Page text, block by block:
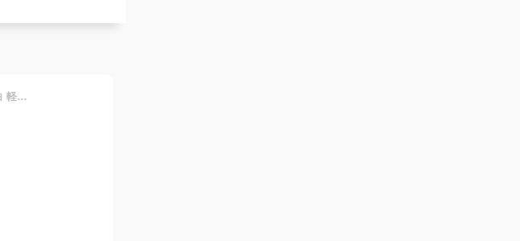
高見え 厚底 サンダル レディース オフィスサンダル PU サンダル 黒 白 軽量 美脚 スリッポン カジュアル 疲れにくい 疲れない 婦人靴 ヒール 軽い 滑り止め 涼しい 履きやすい 蒸れない 痛くない 身長アップ 夏 通気 40代 50代 ミュール シューズ 楽チン